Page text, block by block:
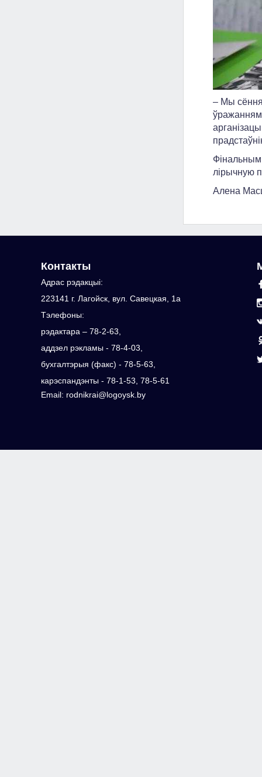
– Мы сёння
Фінальным
лірычную
Алена
Контакты
Адрас рэдакцыi:
223141 г. Лагойск, вул. Савецкая, 1а
Тэлефоны:
рэдактара – 78-2-63,
аддзел рэкламы - 78-4-03,
бухгалтэрыя (факс) - 78-5-63,
карэспандэнты - 78-1-53, 78-5-61
Email: rodnikrai@logoysk.by